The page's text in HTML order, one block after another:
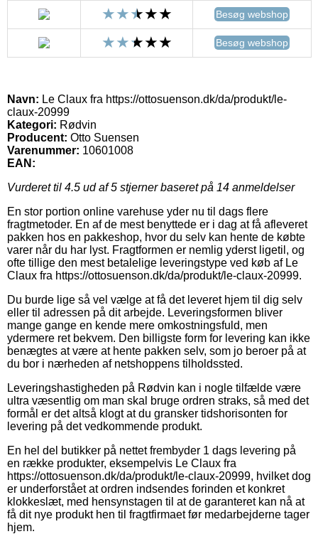
Besøg webshop
Besøg webshop
Navn: Le Claux fra https://ottosuenson.dk/da/produkt/le-
claux-20999
Kategori: Rødvin
Producent: Otto Suensen
Varenummer: 10601008
EAN:
Vurderet til 4.5 ud af 5 stjerner baseret på 14 anmeldelser
En stor portion online varehuse yder nu til dags flere
fragtmetoder. En af de mest benyttede er i dag at få afleveret
pakken hos en pakkeshop, hvor du selv kan hente de købte
varer når du har lyst. Fragtformen er nemlig yderst ligetil, og
ofte tillige den mest betalelige leveringstype ved køb af Le
Claux fra https://ottosuenson.dk/da/produkt/le-claux-20999.
Du burde lige så vel vælge at få det leveret hjem til dig selv
eller til adressen på dit arbejde. Leveringsformen bliver
mange gange en kende mere omkostningsfuld, men
ydermere ret bekvem. Den billigste form for levering kan ikke
benægtes at være at hente pakken selv, som jo beroer på at
du bor i nærheden af netshoppens tilholdssted.
Leveringshastigheden på Rødvin kan i nogle tilfælde være
ultra væsentlig om man skal bruge ordren straks, så med det
formål er det altså klogt at du gransker tidshorisonten for
levering på det vedkommende produkt.
En hel del butikker på nettet frembyder 1 dags levering på
en række produkter, eksempelvis Le Claux fra
https://ottosuenson.dk/da/produkt/le-claux-20999, hvilket dog
er underforstået at ordren indsendes forinden et konkret
klokkeslæt, med hensynstagen til at de garanteret kan nå at
få dit nye produkt hen til fragtfirmaet før medarbejderne tager
hjem.